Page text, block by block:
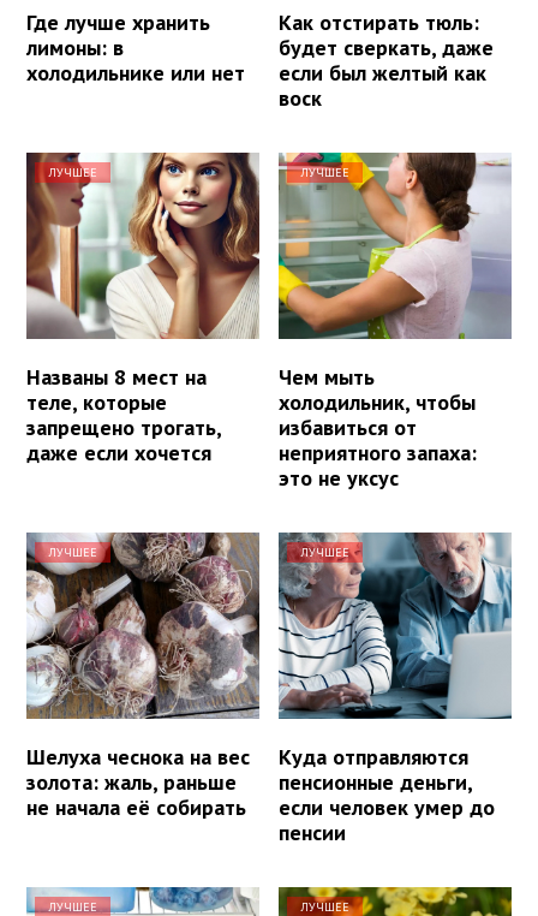
Где лучше хранить
лимоны: в
холодильнике или нет
Как отстирать тюль:
будет сверкать, даже
если был желтый как
воск
ЛУЧШЕЕ
Названы 8 мест на
теле, которые
запрещено трогать,
даже если хочется
ЛУЧШЕЕ
Чем мыть
холодильник, чтобы
избавиться от
неприятного запаха:
это не уксус
ЛУЧШЕЕ
Шелуха чеснока на вес
золота: жаль, раньше
не начала её собирать
ЛУЧШЕЕ
Куда отправляются
пенсионные деньги,
если человек умер до
пенсии
ЛУЧШЕЕ ЛУЧШЕЕ